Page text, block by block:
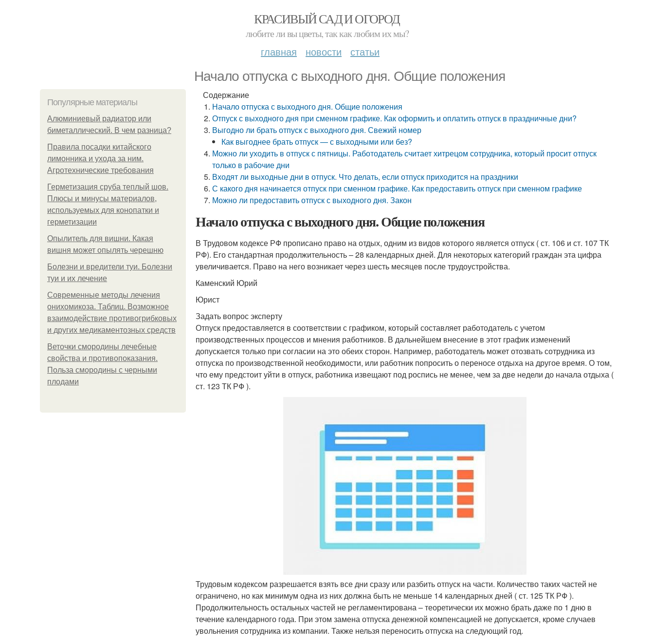
КРАСИВЫЙ САД И ОГОРОД
любите ли вы цветы, так как любим их мы?
главная новости статьи
Начало отпуска с выходного дня. Общие положения
Популярные материалы
Алюминиевый радиатор или
биметаллический. В чем разница?
Правила посадки китайского
лимонника и ухода за ним.
Агротехнические требования
Герметизация сруба теплый шов.
Плюсы и минусы материалов,
используемых для конопатки и
герметизации
Опылитель для вишни. Какая
вишня может опылять черешню
Болезни и вредители туи. Болезни
туи и их лечение
Современные методы лечения
онихомикоза. Таблиц. Возможное
взаимодействие противогрибковых
и других медикаментозных средств
Веточки смородины лечебные
свойства и противопоказания.
Польза смородины с черными
плодами
Содержание
Начало отпуска с выходного дня. Общие положения
Отпуск с выходного дня при сменном графике. Как оформить и оплатить отпуск в праздничные дни?
Выгодно ли брать отпуск с выходного дня. Свежий номер
Как выгоднее брать отпуск — с выходными или без?
Можно ли уходить в отпуск с пятницы. Работодатель считает хитрецом сотрудника, который просит отпуск
только в рабочие дни
Входят ли выходные дни в отпуск. Что делать, если отпуск приходится на праздники
С какого дня начинается отпуск при сменном графике. Как предоставить отпуск при сменном графике
Можно ли предоставить отпуск с выходного дня. Закон
Начало отпуска с выходного дня. Общие положения
В Трудовом кодексе РФ прописано право на отдых, одним из видов которого является отпуск ( ст. 106 и ст. 107 ТК
РФ). Его стандартная продолжительность – 28 календарных дней. Для некоторых категорий граждан эта цифра
увеличивается. Право на него возникает через шесть месяцев после трудоустройства.
Каменский Юрий
Юрист
Задать вопрос эксперту
Отпуск предоставляется в соответствии с графиком, который составляет работодатель с учетом
производственных процессов и мнения работников. В дальнейшем внесение в этот график изменений
допускается только при согласии на это обеих сторон. Например, работодатель может отозвать сотрудника из
отпуска по производственной необходимости, или работник попросить о переносе отдыха на другое время. О том,
что ему предстоит уйти в отпуск, работника извещают под роспись не менее, чем за две недели до начала отдыха (
ст. 123 ТК РФ ).
Трудовым кодексом разрешается взять все дни сразу или разбить отпуск на части. Количество таких частей не
ограничено, но как минимум одна из них должна быть не меньше 14 календарных дней ( ст. 125 ТК РФ ).
Продолжительность остальных частей не регламентирована – теоретически их можно брать даже по 1 дню в
течение календарного года. При этом замена отпуска денежной компенсацией не допускается, кроме случаев
увольнения сотрудника из компании. Также нельзя переносить отпуска на следующий год.